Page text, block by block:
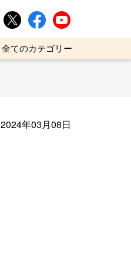
2024年03月08日